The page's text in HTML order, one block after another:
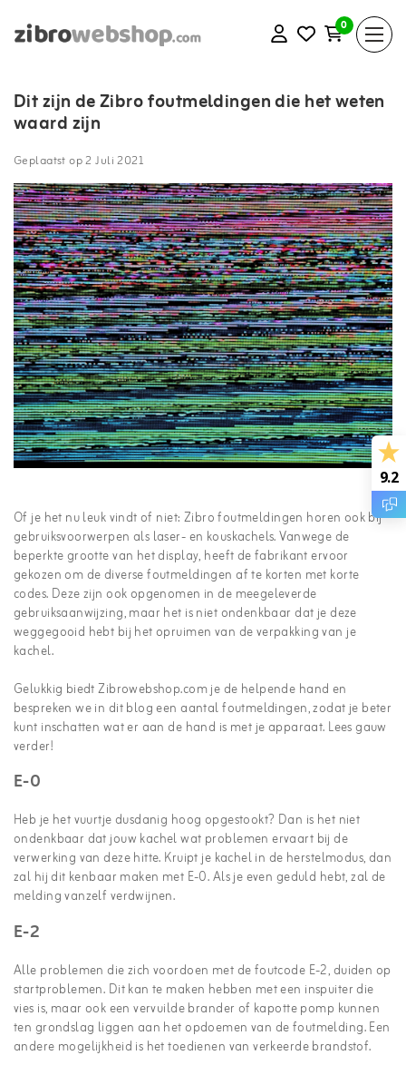
0
Dit zijn de Zibro foutmeldingen die het weten
waard zijn
Geplaatst op2 Juli 2021
Of je het nu leuk vindt of niet: Zibro foutmeldingen horen ook bij
gebruiksvoorwerpen als laser- en kouskachels. Vanwege de
beperkte grootte van het display, heeft de fabrikant ervoor
gekozen om de diverse foutmeldingen af te korten met korte
codes. Deze zijn ook opgenomen in de meegeleverde
gebruiksaanwijzing, maar het is niet ondenkbaar dat je deze
weggegooid hebt bij het opruimen van de verpakking van je
kachel.
Gelukkig biedt Zibrowebshop.com je de helpende hand en
bespreken we in dit blog een aantal foutmeldingen, zodat je beter
kunt inschatten wat er aan de hand is met je apparaat. Lees gauw
verder!
E-0
Heb je het vuurtje dusdanig hoog opgestookt? Dan is het niet
ondenkbaar dat jouw kachel wat problemen ervaart bij de
verwerking van deze hitte. Kruipt je kachel in de herstelmodus, dan
zal hij dit kenbaar maken met E-0. Als je even geduld hebt, zal de
melding vanzelf verdwijnen.
E-2
Alle problemen die zich voordoen met de foutcode E-2, duiden op
startproblemen. Dit kan te maken hebben met een inspuiter die
vies is, maar ook een vervuilde brander of kapotte pomp kunnen
ten grondslag liggen aan het opdoemen van de foutmelding. Een
andere mogelijkheid is het toedienen van verkeerde brandstof.
9.2